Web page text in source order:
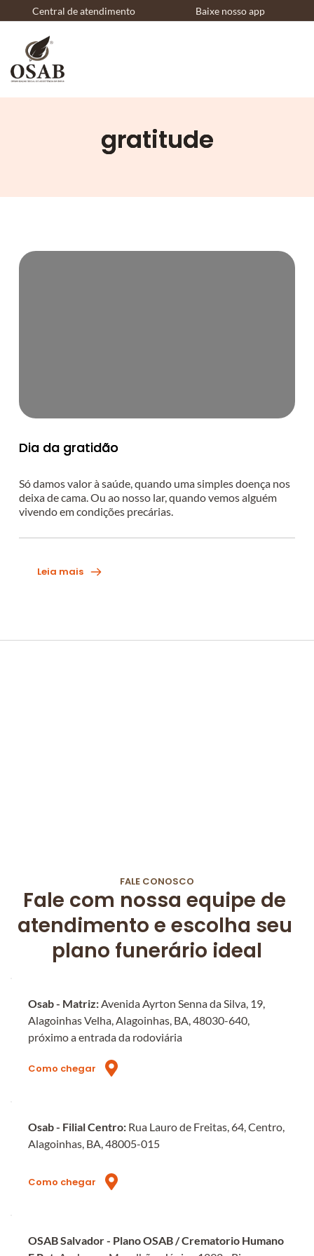
Central de atendimento Baixe nosso app
gratitude
Dia da gratidão
Só damos valor à saúde, quando uma simples doença nos
deixa de cama. Ou ao nosso lar, quando vemos alguém
vivendo em condições precárias.
Leia mais
FALE CONOSCO
Fale com nossa equipe de
atendimento e escolha seu
plano funerário ideal
Osab - Matriz: Avenida Ayrton Senna da Silva, 19,
Alagoinhas Velha, Alagoinhas, BA, 48030-640,
próximo a entrada da rodoviária
Como chegar
Osab - Filial Centro: Rua Lauro de Freitas, 64, Centro,
Alagoinhas, BA, 48005-015
Como chegar
OSAB Salvador - Plano OSAB / Crematorio Humano